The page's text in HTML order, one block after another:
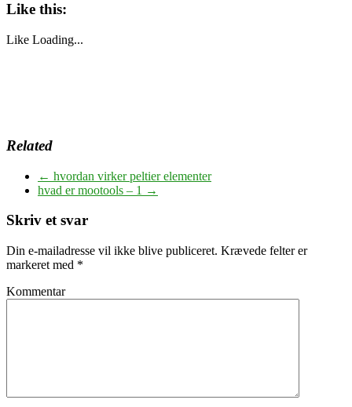
Like this:
Like Loading...
Related
← hvordan virker peltier elementer
hvad er mootools – 1 →
Skriv et svar
Din e-mailadresse vil ikke blive publiceret. Krævede felter er
markeret med *
Kommentar